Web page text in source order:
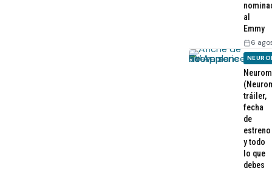
al
Emmy
6
tráiler,
fecha
de
estreno
y todo
lo que
debes